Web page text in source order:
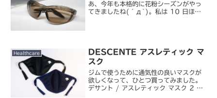
あ、今年も本格的に花粉シーズンがやっ
てきましたね(´д`)。私は 10 日ほど
Healthcare
DESCENTE アスレティック マ
スク
ジムで使うために通気性の良いマスクが
欲しくなって、ひとつ買ってみました。
デサント / アスレティック マスク 2 枚